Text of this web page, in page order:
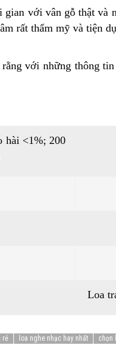
gian với vân gỗ thật
rất thẩm mỹ và tiện
với những thông
hài <1%; 200
Loa
rẻ loa nghe nhạc hay nhất chọn